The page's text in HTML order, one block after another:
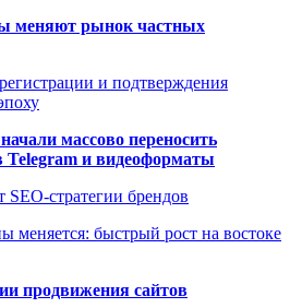
меняют рынок частных
и подтверждения
массово переносить
и видеоформаты
SEO-стратегии брендов
меняется: быстрый рост на востоке
продвижения сайтов